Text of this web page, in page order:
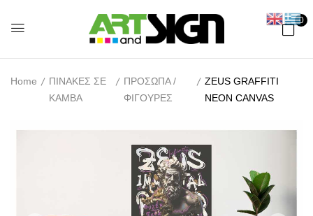
0
Home
ΠΙΝΑΚΕΣ ΣΕ
ΚΑΜΒΑ
ΠΡΟΣΩΠΑ /
ΦΙΓΟΥΡΕΣ
ZEUS GRAFFITI
NEON CANVAS